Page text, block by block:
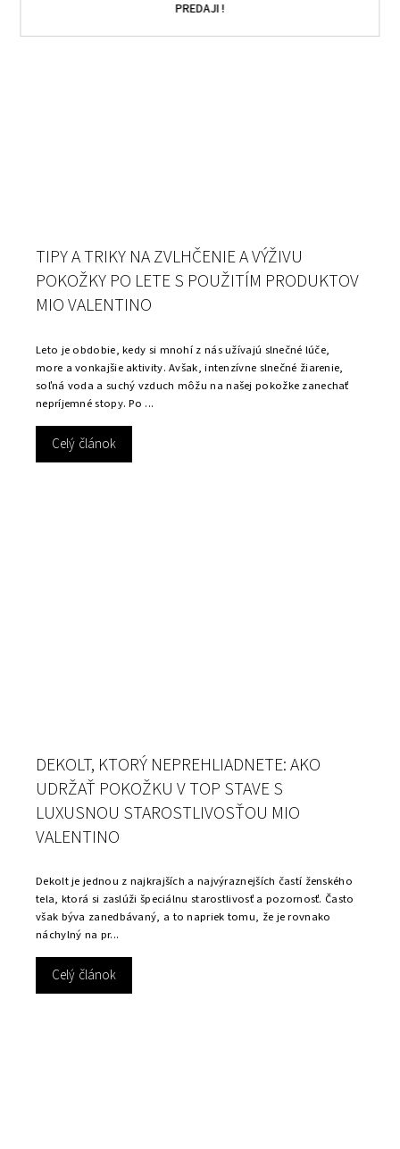
PREDAJI !
TIPY A TRIKY NA ZVLHČENIE A VÝŽIVU
POKOŽKY PO LETE S POUŽITÍM PRODUKTOV
MIO VALENTINO
Leto je obdobie, kedy si mnohí z nás užívajú slnečné lúče,
more a vonkajšie aktivity. Avšak, intenzívne slnečné žiarenie,
soľná voda a suchý vzduch môžu na našej pokožke zanechať
nepríjemné stopy. Po ...
Celý článok
DEKOLT, KTORÝ NEPREHLIADNETE: AKO
UDRŽAŤ POKOŽKU V TOP STAVE S
LUXUSNOU STAROSTLIVOSŤOU MIO
VALENTINO
Dekolt je jednou z najkrajších a najvýraznejších častí ženského
tela, ktorá si zaslúži špeciálnu starostlivosť a pozornosť. Často
však býva zanedbávaný, a to napriek tomu, že je rovnako
náchylný na pr...
Celý článok